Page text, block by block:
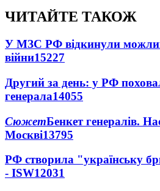
ЧИТАЙТЕ ТАКОЖ
У МЗС РФ відкинули
війни15227
Другий за день: у РФ
генерала14055
СюжетБенкет генералів.
Москві13795
РФ створила "українську
- ISW12031